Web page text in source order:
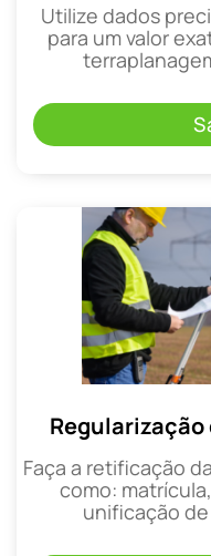
Utilize dados
para um valor
Regularização
Faça a retificação
como:
unificação